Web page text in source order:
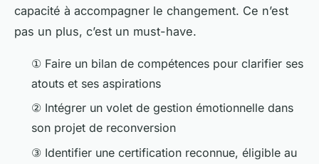
capacité à accompagner le changement. Ce n’est
pas un plus, c’est un must-have.
① Faire un bilan de compétences pour clarifier ses
atouts et ses aspirations
② Intégrer un volet de gestion émotionnelle dans
son projet de reconversion
③ Identifier une certification reconnue, éligible au